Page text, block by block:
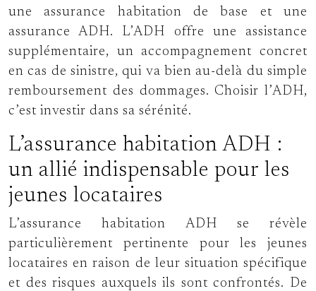
une assurance habitation de base et une
assurance ADH. L’ADH offre une assistance
supplémentaire, un accompagnement concret
en cas de sinistre, qui va bien au-delà du simple
remboursement des dommages. Choisir l’ADH,
c’est investir dans sa sérénité.
L’assurance habitation ADH :
un allié indispensable pour les
jeunes locataires
L’assurance habitation ADH se révèle
particulièrement pertinente pour les jeunes
locataires en raison de leur situation spécifique
et des risques auxquels ils sont confrontés. De